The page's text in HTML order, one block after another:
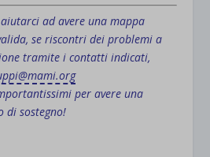
ad avere una mappa
se riscontri dei problemi a
tramite i contatti indicati,
per avere una
di sostegno!